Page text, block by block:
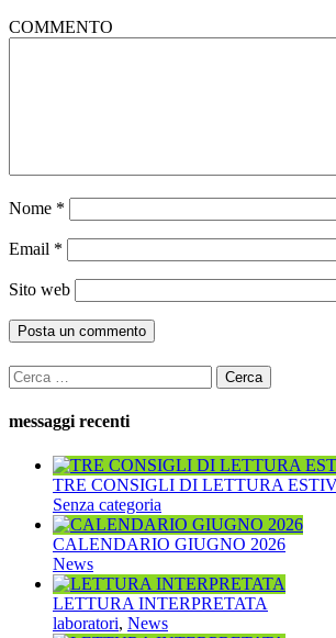
COMMENTO
Nome *
Email *
Sito web
Ricerca
per:
messaggi recenti
TRE CONSIGLI DI LETTURA
Senza categoria
CALENDARIO GIUGNO 2026
News
LETTURA INTERPRETATA
laboratori, News